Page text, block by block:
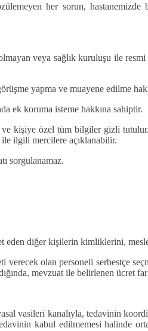
her sorun,
veya sağlık kuruluşu ile
yapma ve muayene edilme
ek koruma isteme hakkına sahiptir.
ve kişiye özel tüm bilgiler gizli
ile ilgili mercilere açıklanabilir.
sorgulanamaz.
eden diğer kişilerin kimliklerini,
verecek olan personeli serbestçe
mevzuat ile belirlenen ücret
vasileri kanalıyla, tedavinin
kabul edilmemesi halinde